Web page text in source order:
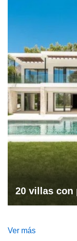
20 villas con
Ver más